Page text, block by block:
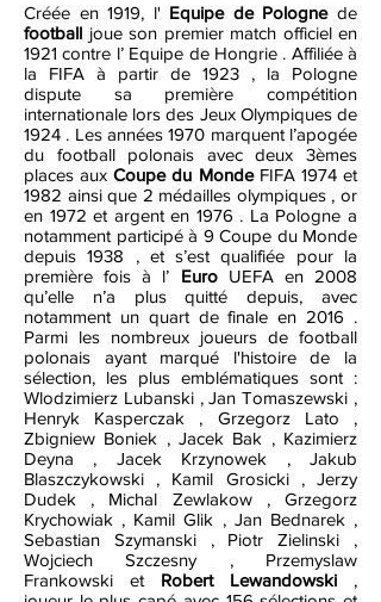
Créée en 1919, l' Equipe de Polognede
football joue son premier match officiel en
1921 contre l’ Equipe de Hongrie . Affiliée à
la FIFA à partir de 1923 , la Pologne
dispute sa première compétition
internationale lors des Jeux Olympiques de
1924 . Les années 1970 marquent l’apogée
du football polonais avec deux 3èmes
places auxCoupe du MondeFIFA 1974 et
1982 ainsi que 2 médailles olympiques , or
en 1972 et argent en 1976 . La Pologne a
notamment participé à 9 Coupe du Monde
depuis 1938 , et s’est qualifiée pour la
première fois à l’ EuroUEFA en 2008
qu’elle n’a plus quitté depuis, avec
notamment un quart de finale en 2016 .
Parmi les nombreux joueurs de football
polonais ayant marqué l'histoire de la
sélection, les plus emblématiques sont :
Wlodzimierz Lubanski , Jan Tomaszewski ,
Henryk Kasperczak , Grzegorz Lato ,
Zbigniew Boniek , Jacek Bak , Kazimierz
Deyna , Jacek Krzynowek , Jakub
Blaszczykowski , Kamil Grosicki , Jerzy
Dudek , Michal Zewlakow , Grzegorz
Krychowiak , Kamil Glik , Jan Bednarek ,
Sebastian Szymanski , Piotr Zielinski ,
Wojciech Szczesny , Przemyslaw
Frankowski et Robert Lewandowski ,